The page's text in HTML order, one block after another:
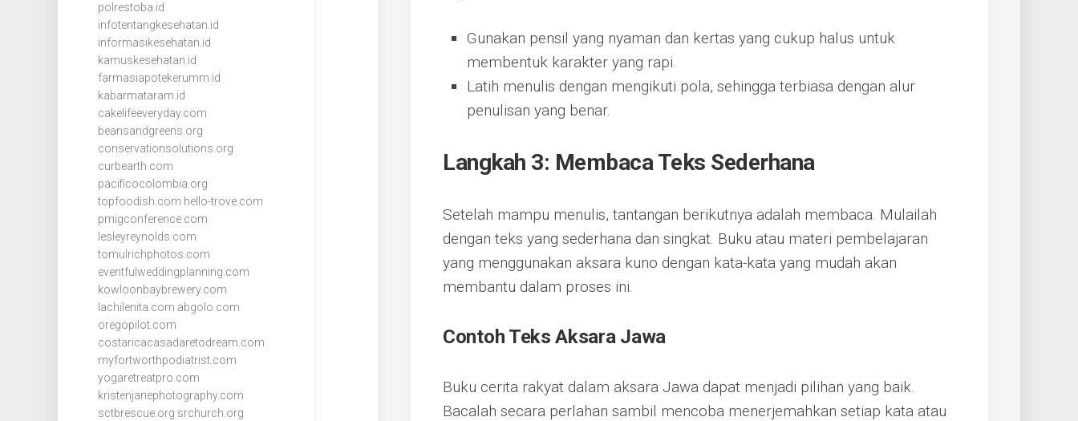
polrestoba.id
infotentangkesehatan.id
informasikesehatan.id
kamuskesehatan.id
farmasiapotekerumm.id
kabarmataram.id
cakelifeeveryday.com
beansandgreens.org
conservationsolutions.org
curbearth.com
pacificocolombia.org
topfoodish.com hello-trove.com
pmigconference.com
lesleyreynolds.com
tomulrichphotos.com
eventfulweddingplanning.com
kowloonbaybrewery.com
lachilenita.com abgolo.com
oregopilot.com
costaricacasadaretodream.com
myfortworthpodiatrist.com
yogaretreatpro.com
kristenjanephotography.com
sctbrescue.org srchurch.org
Gunakan pensil yang nyaman dan kertas yang cukup halus untuk
membentuk karakter yang rapi.
Latih menulis dengan mengikuti pola, sehingga terbiasa dengan alur
penulisan yang benar.
Langkah 3: Membaca Teks Sederhana
Setelah mampu menulis, tantangan berikutnya adalah membaca. Mulailah
dengan teks yang sederhana dan singkat. Buku atau materi pembelajaran
yang menggunakan aksara kuno dengan kata-kata yang mudah akan
membantu dalam proses ini.
Contoh Teks Aksara Jawa
Buku cerita rakyat dalam aksara Jawa dapat menjadi pilihan yang baik.
Bacalah secara perlahan sambil mencoba menerjemahkan setiap kata atau